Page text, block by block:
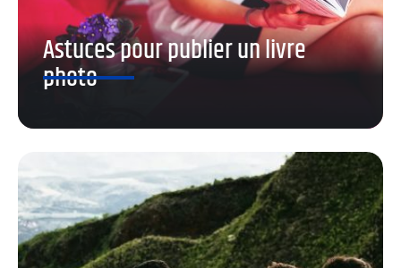
Astuces pour publier un livre
photo